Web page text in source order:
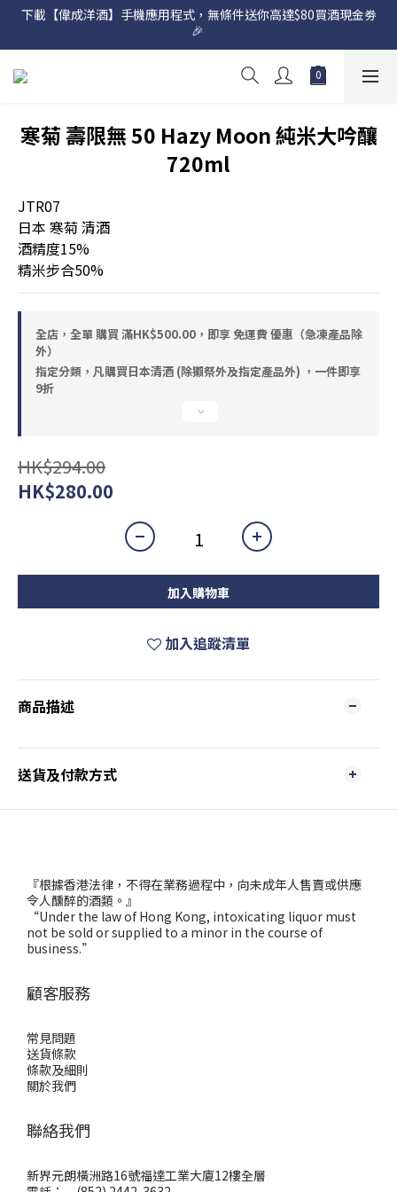
網店購滿 $500 即享免費送貨服務📦
下載【偉成洋酒】手機應用程式，無條件送你高達$80買酒現金劵
🎉
網店購滿 $500 即享免費送貨服務📦
寒菊 壽限無 50 Hazy Moon 純米大吟釀
720ml
JTR07
日本 寒菊 清酒
酒精度15%
精米步合50%
全店，全單 購買 滿HK$500.00，即享 免運費 優惠（急凍產品除
外）
指定分類，凡購買日本清酒 (除獺祭外及指定產品外) ，一件即享
9折
HK$294.00
HK$280.00
加入購物車
加入追蹤清單
商品描述
送貨及付款方式
『根據香港法律，不得在業務過程中，向未成年人售賣或供應
令人醺醉的酒類。』
“Under the law of Hong Kong, intoxicating liquor must
not be sold or supplied to a minor in the course of
business.”
顧客服務
常見問題
送貨條款
條款及細則
關於我們
聯絡我們
新界元朗橫洲路16號福達工業大廈12樓全層